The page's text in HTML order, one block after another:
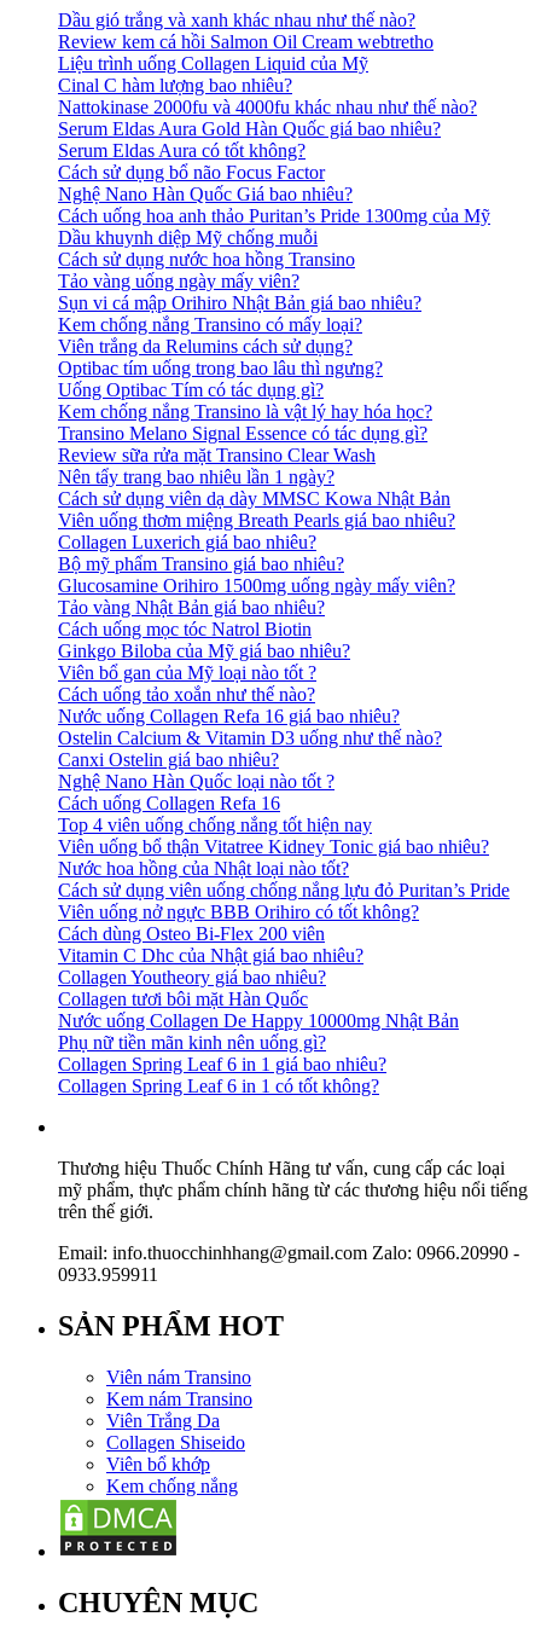
Dầu gió trắng và xanh khác nhau như thế nào?
Review kem cá hồi Salmon Oil Cream webtretho
Liệu trình uống Collagen Liquid của Mỹ
Cinal C hàm lượng bao nhiêu?
Nattokinase 2000fu và 4000fu khác nhau như thế nào?
Serum Eldas Aura Gold Hàn Quốc giá bao nhiêu?
Serum Eldas Aura có tốt không?
Cách sử dụng bổ não Focus Factor
Nghệ Nano Hàn Quốc Giá bao nhiêu?
Cách uống hoa anh thảo Puritan’s Pride 1300mg của Mỹ
Dầu khuynh diệp Mỹ chống muỗi
Cách sử dụng nước hoa hồng Transino
Tảo vàng uống ngày mấy viên?
Sụn vi cá mập Orihiro Nhật Bản giá bao nhiêu?
Kem chống nắng Transino có mấy loại?
Viên trắng da Relumins cách sử dụng?
Optibac tím uống trong bao lâu thì ngưng?
Uống Optibac Tím có tác dụng gì?
Kem chống nắng Transino là vật lý hay hóa học?
Transino Melano Signal Essence có tác dụng gì?
Review sữa rửa mặt Transino Clear Wash
Nên tẩy trang bao nhiêu lần 1 ngày?
Cách sử dụng viên dạ dày MMSC Kowa Nhật Bản
Viên uống thơm miệng Breath Pearls giá bao nhiêu?
Collagen Luxerich giá bao nhiêu?
Bộ mỹ phẩm Transino giá bao nhiêu?
Glucosamine Orihiro 1500mg uống ngày mấy viên?
Tảo vàng Nhật Bản giá bao nhiêu?
Cách uống mọc tóc Natrol Biotin
Ginkgo Biloba của Mỹ giá bao nhiêu?
Viên bổ gan của Mỹ loại nào tốt ?
Cách uống tảo xoắn như thế nào?
Nước uống Collagen Refa 16 giá bao nhiêu?
Ostelin Calcium & Vitamin D3 uống như thế nào?
Canxi Ostelin giá bao nhiêu?
Nghệ Nano Hàn Quốc loại nào tốt ?
Cách uống Collagen Refa 16
Top 4 viên uống chống nắng tốt hiện nay
Viên uống bổ thận Vitatree Kidney Tonic giá bao nhiêu?
Nước hoa hồng của Nhật loại nào tốt?
Cách sử dụng viên uống chống nắng lựu đỏ Puritan’s Pride
Viên uống nở ngực BBB Orihiro có tốt không?
Cách dùng Osteo Bi-Flex 200 viên
Vitamin C Dhc của Nhật giá bao nhiêu?
Collagen Youtheory giá bao nhiêu?
Collagen tươi bôi mặt Hàn Quốc
Nước uống Collagen De Happy 10000mg Nhật Bản
Phụ nữ tiền mãn kinh nên uống gì?
Collagen Spring Leaf 6 in 1 giá bao nhiêu?
Collagen Spring Leaf 6 in 1 có tốt không?
Thương hiệu Thuốc Chính Hãng tư vấn, cung cấp các loại
mỹ phẩm, thực phẩm chính hãng từ các thương hiệu nổi tiếng
trên thế giới.
Email: info.thuocchinhhang@gmail.com Zalo: 0966.20990 -
0933.959911
SẢN PHẨM HOT
Viên nám Transino
Kem nám Transino
Viên Trắng Da
Collagen Shiseido
Viên bổ khớp
Kem chống nắng
CHUYÊN MỤC